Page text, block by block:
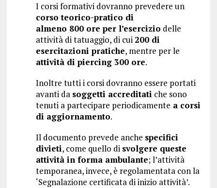
I corsi formativi dovranno prevedere un
corso teorico-pratico di
almeno 800 ore per l’esercizio delle
attività di tatuaggio, di cui 200 di
esercitazioni pratiche, mentre per le
attività di piercing 300 ore.
Inoltre tutti i corsi dovranno essere portati
avanti da soggetti accreditati che sono
tenuti a partecipare periodicamente a corsi
di aggiornamento.
Il documento prevede anche specifici
divieti, come quello di svolgere queste
attività in forma ambulante; l’attività
temporanea, invece, è regolamentata con la
‘Segnalazione certificata di inizio attività’.